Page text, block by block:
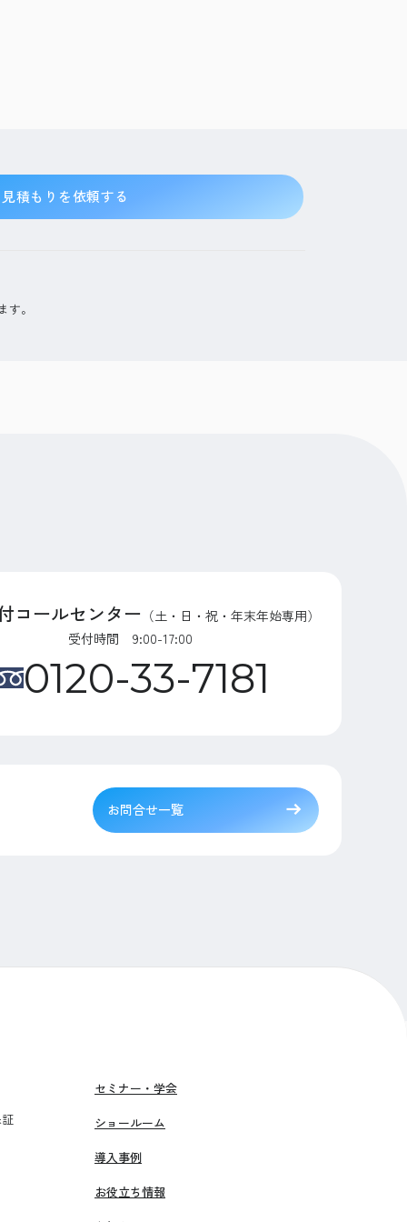
見積もりを依頼する
。
コールセンター （土・日・祝・年末年始専用）
受付時間 9:00-17:00
0120-33-7181
お問合せ一覧
セミナー・学会
ショールーム
導入事例
お役立ち情報